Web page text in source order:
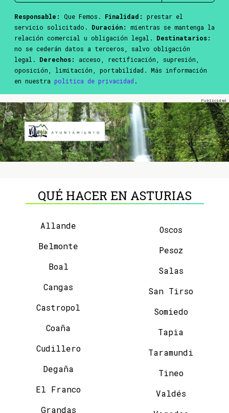
Responsable: Que Femos. Finalidad:
prestar el
servicio solicitado. Duración:
mientras se mantenga la
relación comercial u obligación legal. Destinatarios:
no se cederán datos a terceros, salvo obligación
legal. Derechos:
acceso, rectificación, supresión,
oposición, limitación, portabilidad. Más información
en nuestra política de privacidad .
QUÉ HACER EN ASTURIAS
Allande
Belmonte
Boal
Cangas
Castropol
Coaña
Cudillero
Degaña
El Franco
Grandas
Oscos
Pesoz
Salas
San Tirso
Somiedo
Tapia
Taramundi
Tineo
Valdés